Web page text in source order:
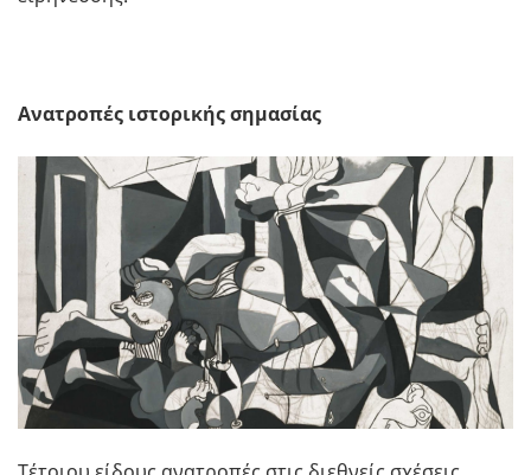
Ανατροπές ιστορικής σημασίας